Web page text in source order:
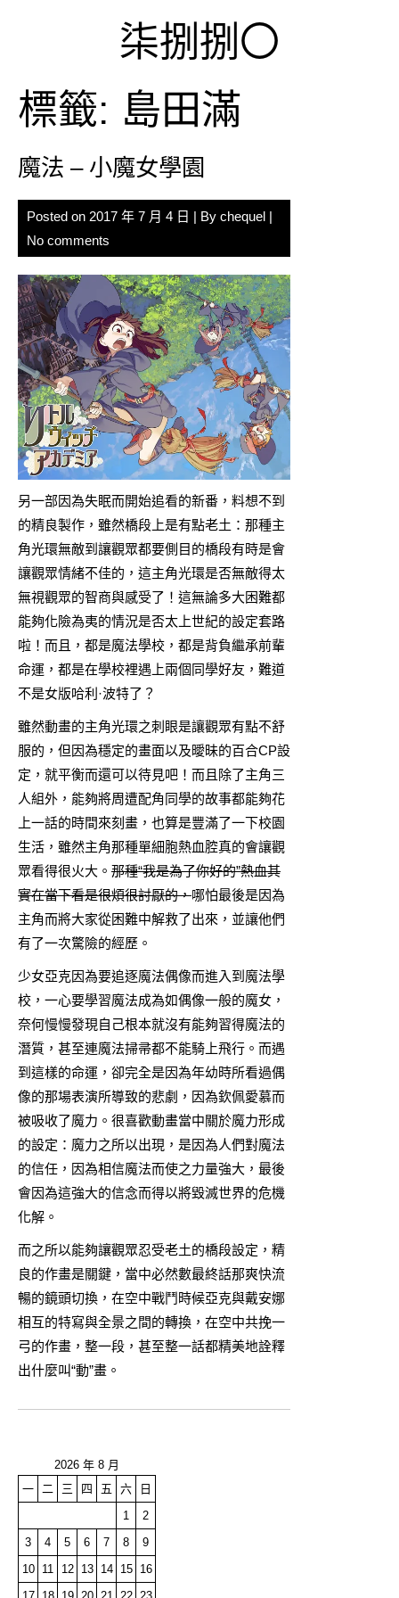
柒捌捌〇
標籤: 島田滿
魔法 – 小魔女學園
Posted on 2017 年 7 月 4 日 | By chequel |
No comments
另一部因為失眠而開始追看的新番，料想不到
的精良製作，雖然橋段上是有點老土：那種主
角光環無敵到讓觀眾都要側目的橋段有時是會
讓觀眾情緒不佳的，這主角光環是否無敵得太
無視觀眾的智商與感受了！這無論多大困難都
能夠化險為夷的情況是否太上世紀的設定套路
啦！而且，都是魔法學校，都是背負繼承前輩
命運，都是在學校裡遇上兩個同學好友，難道
不是女版哈利·波特了？
雖然動畫的主角光環之刺眼是讓觀眾有點不舒
服的，但因為穩定的畫面以及曖昧的百合CP設
定，就平衡而還可以待見吧！而且除了主角三
人組外，能夠將周遭配角同學的故事都能夠花
上一話的時間來刻畫，也算是豐滿了一下校園
生活，雖然主角那種單細胞熱血腔真的會讓觀
眾看得很火大。 那種“我是為了你好的”熱血其
實在當下看是很煩很討厭的，哪怕最後是因為
主角而將大家從困難中解救了出來，並讓他們
有了一次驚險的經歷。
少女亞克因為要追逐魔法偶像而進入到魔法學
校，一心要學習魔法成為如偶像一般的魔女，
奈何慢慢發現自己根本就沒有能夠習得魔法的
潛質，甚至連魔法掃帚都不能騎上飛行。而遇
到這樣的命運，卻完全是因為年幼時所看過偶
像的那場表演所導致的悲劇，因為欽佩愛慕而
被吸收了魔力。很喜歡動畫當中關於魔力形成
的設定：魔力之所以出現，是因為人們對魔法
的信任，因為相信魔法而使之力量強大，最後
會因為這強大的信念而得以將毀滅世界的危機
化解。
而之所以能夠讓觀眾忍受老土的橋段設定，精
良的作畫是關鍵，當中必然數最終話那爽快流
暢的鏡頭切換，在空中戰鬥時候亞克與戴安娜
相互的特寫與全景之間的轉換，在空中共挽一
弓的作畫，整一段，甚至整一話都精美地詮釋
出什麼叫“動”畫。
2026 年 8 月
一
二 三 四 五 六
日
1
2
3
4 5 6 7 8
9
10
11 12 13 14 15
16